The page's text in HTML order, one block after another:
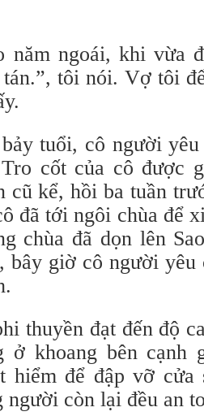
năm ngoái, khi vừa
tôi nói. Vợ tôi
tuổi, cô người
cốt của cô được
cũ kể, hồi ba tuần
đã tới ngôi chùa để
chùa đã dọn lên
bây giờ cô người
thuyền đạt đến độ
ở khoang bên cạnh
hiểm để đập vỡ cửa
người còn lại đều an